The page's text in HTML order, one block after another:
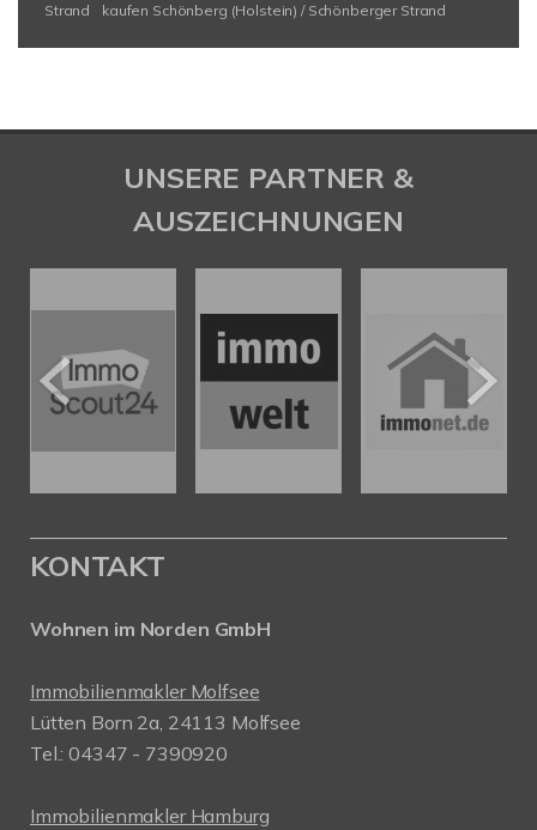
Strand
kaufen Schönberg (Holstein) / Schönberger Strand
UNSERE PARTNER &
AUSZEICHNUNGEN
KONTAKT
Wohnen im Norden GmbH
Immobilienmakler Molfsee
Lütten Born 2a, 24113 Molfsee
Tel.: 04347 - 7390920
Immobilienmakler Hamburg